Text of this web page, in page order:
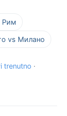
Рим
vs Милано
trenutno ·